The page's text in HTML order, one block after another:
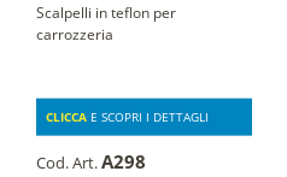
Scalpelli in teflon per
carrozzeria
CLICCA E SCOPRI I DETTAGLI
Cod. Art.A298